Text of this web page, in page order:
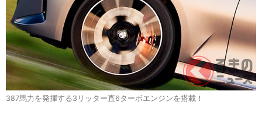
387馬力を発揮する3リッター直6ターボエンジンを搭載！